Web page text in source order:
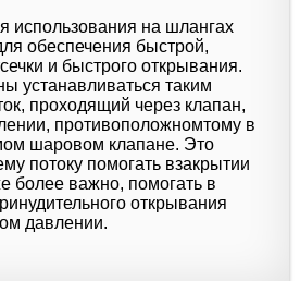
использования на шлангах
обеспечения быстрой,
и быстрого открывания.
устанавливаться таким
проходящий через клапан,
противоположномтому в
шаровом клапане. Это
потоку помогать взакрытии
более важно, помогать в
открывания
давлении.